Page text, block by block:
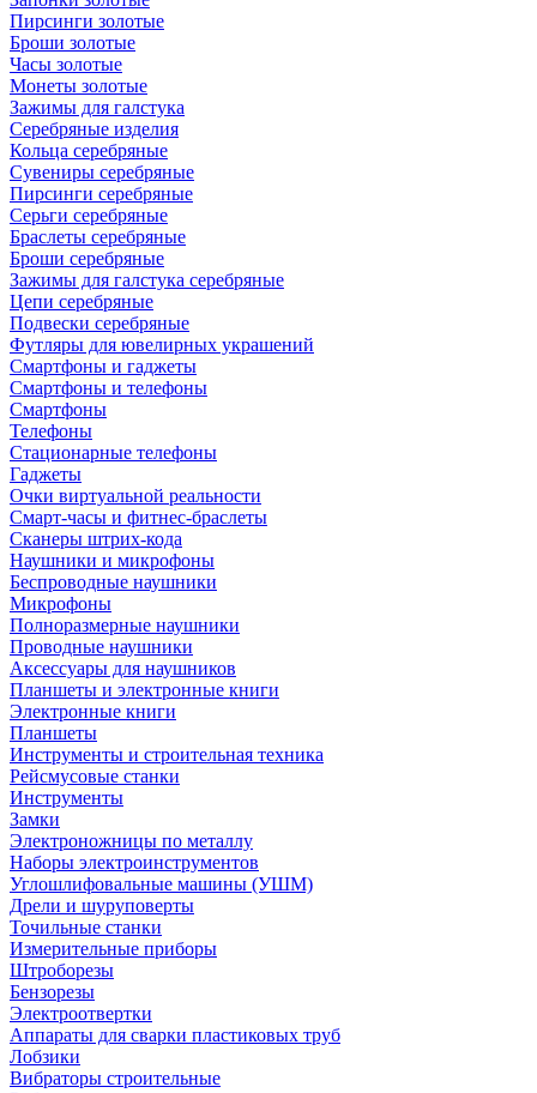
Пирсинги золотые
Броши золотые
Часы золотые
Монеты золотые
Зажимы для галстука
Серебряные изделия
Кольца серебряные
Сувениры серебряные
Пирсинги серебряные
Серьги серебряные
Браслеты серебряные
Броши серебряные
Зажимы для галстука серебряные
Цепи серебряные
Подвески серебряные
Футляры для ювелирных украшений
Смартфоны и гаджеты
Смартфоны и телефоны
Смартфоны
Телефоны
Стационарные телефоны
Гаджеты
Очки виртуальной реальности
Смарт-часы и фитнес-браслеты
Сканеры штрих-кода
Наушники и микрофоны
Беспроводные наушники
Микрофоны
Полноразмерные наушники
Проводные наушники
Аксессуары для наушников
Планшеты и электронные книги
Электронные книги
Планшеты
Инструменты и строительная техника
Рейсмусовые станки
Инструменты
Замки
Электроножницы по металлу
Наборы электроинструментов
Углошлифовальные машины (УШМ)
Дрели и шуруповерты
Точильные станки
Измерительные приборы
Штроборезы
Бензорезы
Электроотвертки
Аппараты для сварки пластиковых труб
Лобзики
Вибраторы строительные